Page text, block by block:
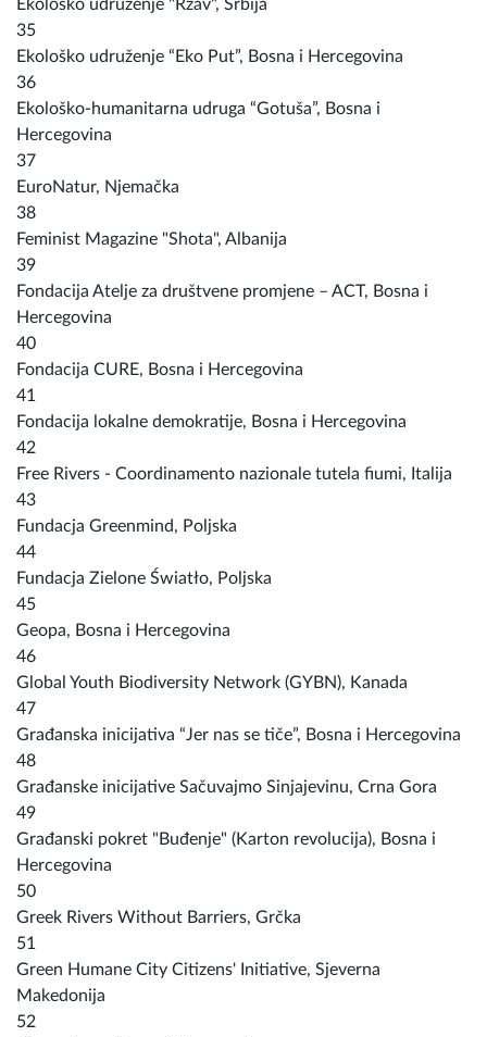
Ekološko udruženje "Rzav", Srbija
35
Ekološko udruženje “Eko Put”, Bosna i Hercegovina
36
Ekološko-humanitarna udruga “Gotuša”, Bosna i
Hercegovina
37
EuroNatur, Njemačka
38
Feminist Magazine "Shota", Albanija
39
Fondacija Atelje za društvene promjene – ACT, Bosna i
Hercegovina
40
Fondacija CURE, Bosna i Hercegovina
41
Fondacija lokalne demokratije, Bosna i Hercegovina
42
Free Rivers - Coordinamento nazionale tutela fiumi, Italija
43
Fundacja Greenmind, Poljska
44
Fundacja Zielone Światło, Poljska
45
Geopa, Bosna i Hercegovina
46
Global Youth Biodiversity Network (GYBN), Kanada
47
Građanska inicijativa “Jer nas se tiče”, Bosna i Hercegovina
48
Građanske inicijative Sačuvajmo Sinjajevinu, Crna Gora
49
Građanski pokret "Buđenje" (Karton revolucija), Bosna i
Hercegovina
50
Greek Rivers Without Barriers, Grčka
51
Green Humane City Citizens' Initiative, Sjeverna
Makedonija
52